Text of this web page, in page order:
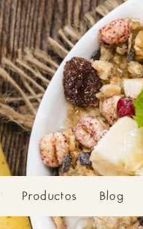
Productos Blog